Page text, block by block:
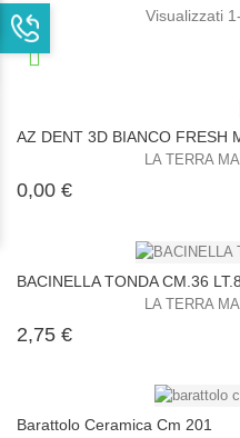
Visualizzati
AZ DENT 3D BIANCO FRESH
LA TERRA
0,00 €Prezzo
BACINELLA TONDA CM.36 LT.8
LA TERRA
2,75 €Prezzo
Barattolo Ceramica Cm 201